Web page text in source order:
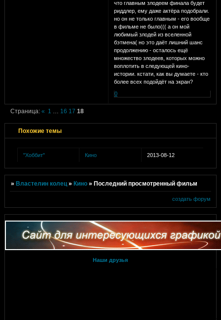
что главным злодеем финала будет
риддлер, ему даже актёра подобрали.
но он не только главным - его вообще
в фильме не было((( а он мой
любимый злодей из вселенной
бэтмена( но это даёт лишний шанс
продолжению - осталось ещё
множество злодеев, которых можно
воплотить в следующей кино-
истории. кстати, как вы думаете - кто
более всех подойдёт на экран?
0
Страница:« 1 … 16 17 18
Похожие темы
"Хоббит" Кино 2013-08-12
»Властелин колец »Кино »Последний просмотренный фильм
создать форум
Наши друзья